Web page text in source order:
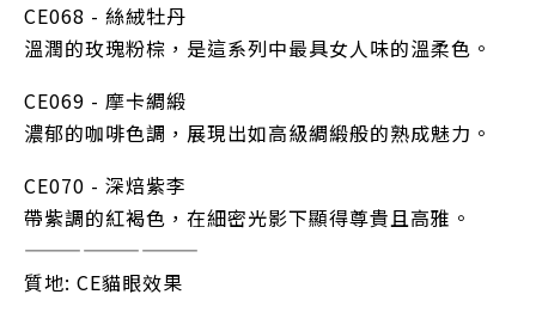
CE068 - 絲絨牡丹
溫潤的玫瑰粉棕，是這系列中最具女人味的溫柔色。
CE069 - 摩卡綢緞
濃郁的咖啡色調，展現出如高級綢緞般的熟成魅力。
CE070 - 深焙紫李
帶紫調的紅褐色，在細密光影下顯得尊貴且高雅。
—————————
質地: CE貓眼效果